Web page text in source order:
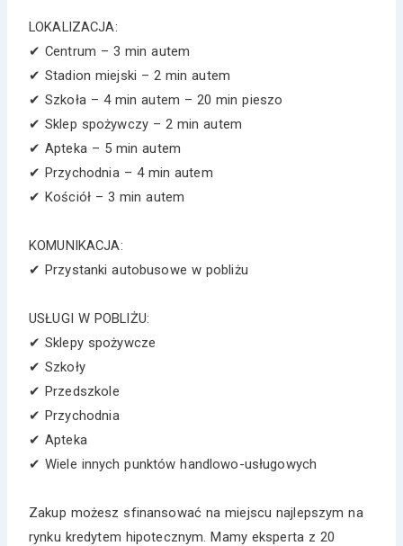
LOKALIZACJA:
✔ Centrum – 3 min autem
✔ Stadion miejski – 2 min autem
✔ Szkoła – 4 min autem – 20 min pieszo
✔ Sklep spożywczy – 2 min autem
✔ Apteka – 5 min autem
✔ Przychodnia – 4 min autem
✔ Kościół – 3 min autem
KOMUNIKACJA:
✔ Przystanki autobusowe w pobliżu
USŁUGI W POBLIŻU:
✔ Sklepy spożywcze
✔ Szkoły
✔ Przedszkole
✔ Przychodnia
✔ Apteka
✔ Wiele innych punktów handlowo-usługowych
Zakup możesz sfinansować na miejscu najlepszym na
rynku kredytem hipotecznym. Mamy eksperta z 20